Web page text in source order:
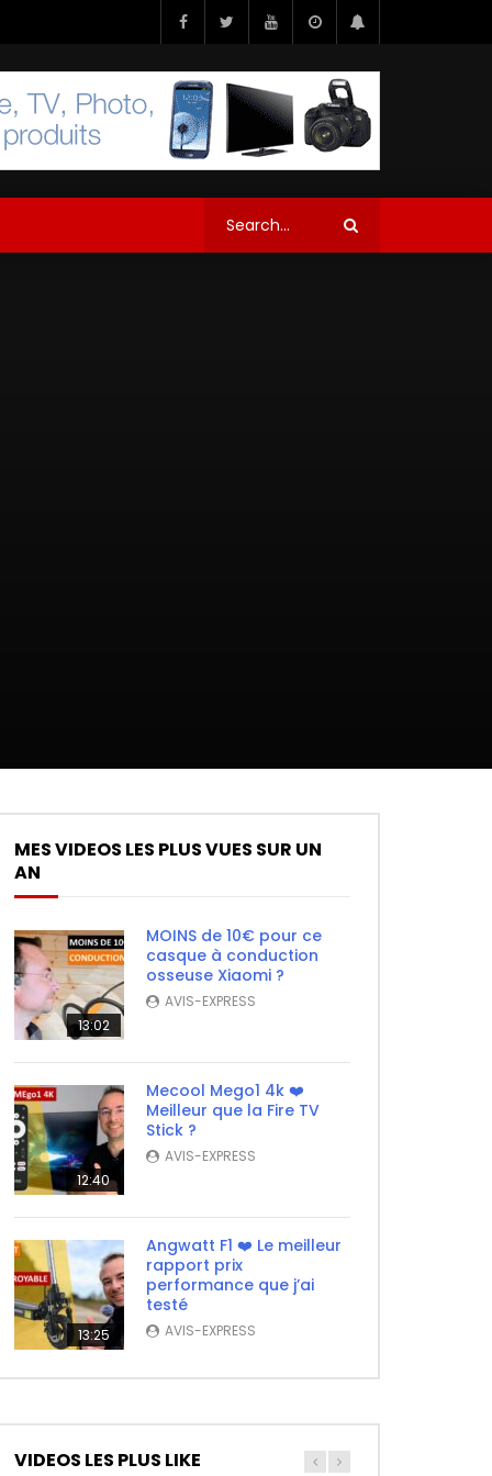
MES VIDEOS LES PLUS VUES SUR UN
AN
13:02
MOINS de 10€ pour ce
casque à conduction
osseuse Xiaomi ?
AVIS-EXPRESS
12:40
Mecool Mego1 4k ❤️
Meilleur que la Fire TV
Stick ?
AVIS-EXPRESS
13:25
Angwatt F1 ❤️ Le meilleur
rapport prix
performance que j’ai
testé
AVIS-EXPRESS
VIDEOS LES PLUS LIKE